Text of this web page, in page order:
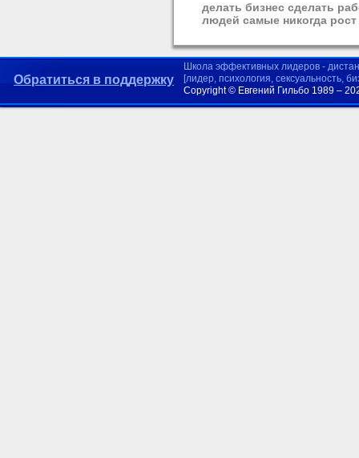
делать бизнес сделать
людей самые никогда
Обратиться в поддержку
Школа эффективных лидеров -
[лидер, психология, сексуальность,
Copyright © Евгений Гильбо 1989 –